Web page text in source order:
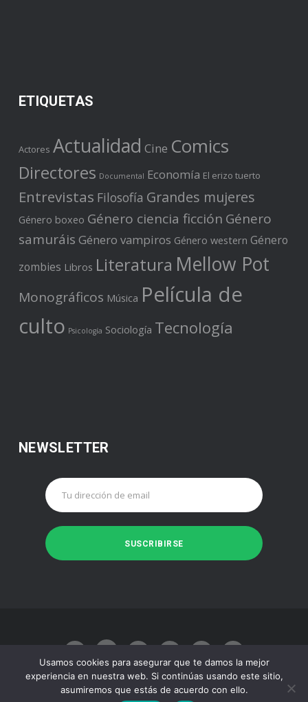
ETIQUETAS
Actores Actualidad Cine Comics
Directores Documental Economía El erizo tuerto
Entrevistas Filosofía Grandes mujeres
Género boxeo Género ciencia ficción Género
samuráis Género vampiros Género western Género
zombies Libros Literatura Mellow Pot
Monográficos Música Película de
culto Psicología Sociología Tecnología
NEWSLETTER
Usamos cookies para asegurar que te damos la mejor
experiencia en nuestra web. Si continúas usando este sitio,
asumiremos que estás de acuerdo con ello.